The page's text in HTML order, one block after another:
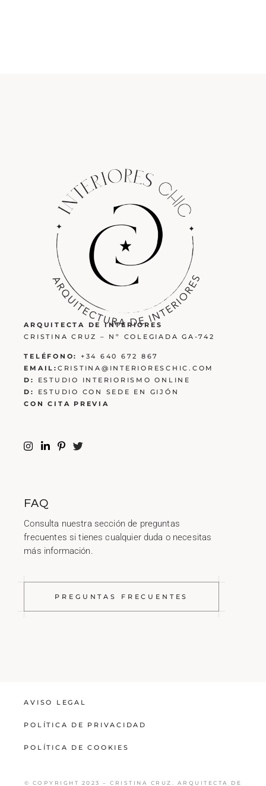
ARQUITECTA DE INTERIORES
CRISTINA CRUZ – Nº COLEGIADA GA-742
TELÉFONO:
+34 640 672 867
EMAIL: CRISTINA@INTERIORESCHIC.COM
D:
ESTUDIO INTERIORISMO ONLINE
D:
ESTUDIO CON SEDE EN GIJÓN
CON CITA PREVIA
FAQ
Consulta nuestra sección de preguntas
frecuentes si tienes cualquier duda o necesitas
más información.
PREGUNTAS FRECUENTES
AVISO LEGAL
POLÍTICA DE PRIVACIDAD
POLÍTICA DE COOKIES
© COPYRIGHT 2023 – CRISTINA CRUZ. ARQUITECTA DE